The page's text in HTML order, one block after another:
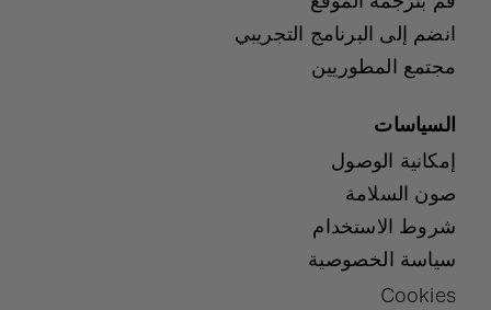
انضم إلى البرنامج التجريبي
مجتمع المطوريين
السياسات
إمكانية الوصول
صون السلامة
شروط الاستخدام
سياسة الخصوصية
Cookies